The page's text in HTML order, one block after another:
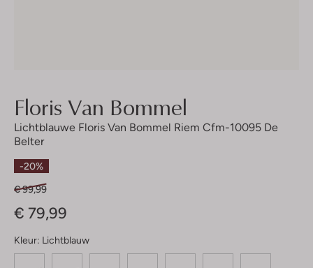
Floris Van Bommel
Lichtblauwe Floris Van Bommel Riem Cfm-10095 De
Belter
-20%
€ 99,99
€ 79,99
Kleur: Lichtblauw